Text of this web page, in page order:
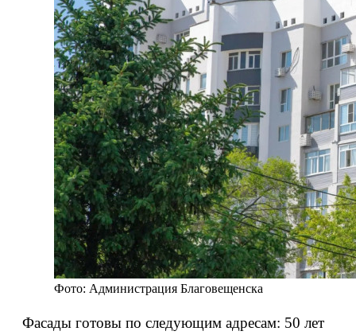
Фото: Администрация Благовещенска
Фасады готовы по следующим адресам: 50 лет